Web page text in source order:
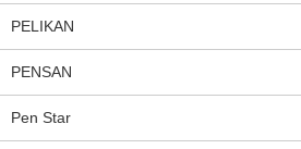
PELIKAN
PENSAN
Pen Star